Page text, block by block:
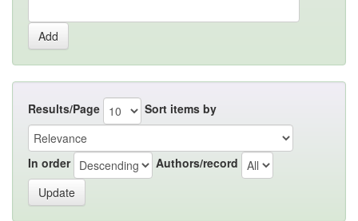
Results/Page Sort items by
In order Authors/record